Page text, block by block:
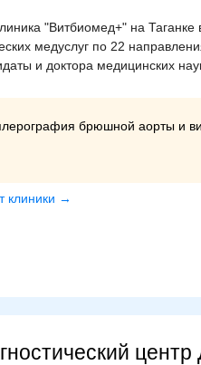
"Витбиомед+" на
медуслуг по 22
и доктора медицинских
брюшной аорты и
клиники →
центр